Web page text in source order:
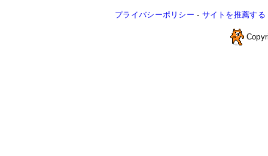
プライバシーポリシー - サイトを推薦する